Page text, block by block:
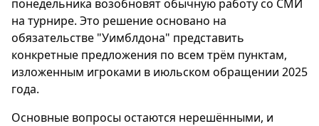
понедельника возобновят обычную работу со СМИ
на турнире. Это решение основано на
обязательстве "Уимблдона" представить
конкретные предложения по всем трём пунктам,
изложенным игроками в июльском обращении 2025
года.
Основные вопросы остаются нерешёнными, и